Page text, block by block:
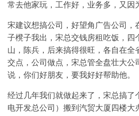
常去他家玩，工作好，业务多，又因
宋建议想搞公司，好望角广告公司，
子櫈子我出，宋总交钱房租吃饭，四
山，陈兵，后来搞得很旺，各自在全
交点，公司做点，宋总管全盘壮大公
说，你们好朋友，要我好好帮助他。
经过几年我们就做起来了，宋总搞了
电开发总公司）搬到汽贸大厦四楼大